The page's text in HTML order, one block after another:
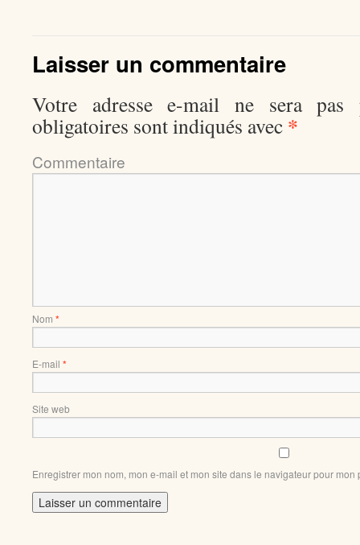
Laisser un commentaire
Votre adresse e-mail ne sera pas
obligatoires sont indiqués avec *
Nom *
E-mail *
Site web
Enregistrer mon nom, mon e-mail et mon site dans le navigateur pour